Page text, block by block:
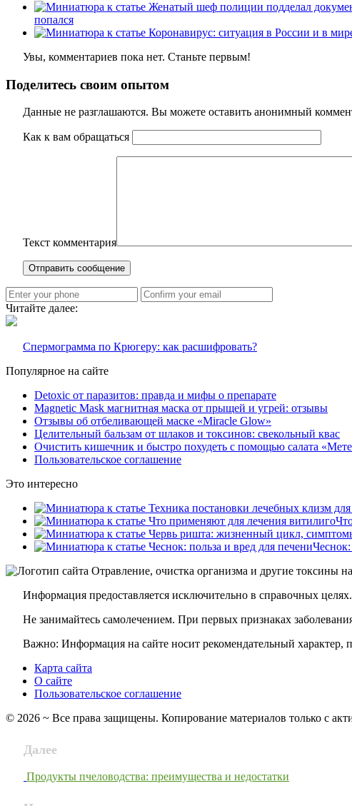
попался
Увы, комментариев пока нет. Станьте первым!
Поделитесь своим опытом
Данные не разглашаются. Вы можете оставить анонимный
Как к вам обращаться
Текст комментария
Читайте далее:
Спермограмма по Крюгеру: как расшифровать?
Популярное на сайте
Detoxic от паразитов: правда и мифы о препарате
Magnetic Mask магнитная маска от прыщей и угрей: отзывы
Отзывы об отбеливающей маске «Miracle Glow»
Целительный бальзам от шлаков и токсинов: свекольный квас
Очистить кишечник и быстро похудеть с помощью салата
Пользовательское соглашение
Это интересно
Информация предоставляется исключительно в справочных целях.
Не занимайтесь самолечением. При первых признаках
Важно: Информация на сайте носит рекомендательный характер,
Карта сайта
О сайте
Пользовательское соглашение
© 2026 ~ Все права защищены. Копирование материалов только с
Далее
Продукты пчеловодства: преимущества и недостатки